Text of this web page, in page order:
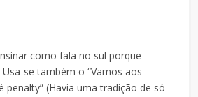
como fala no sul porque
se também o “Vamos aos
penalty” (Havia uma tradição de só